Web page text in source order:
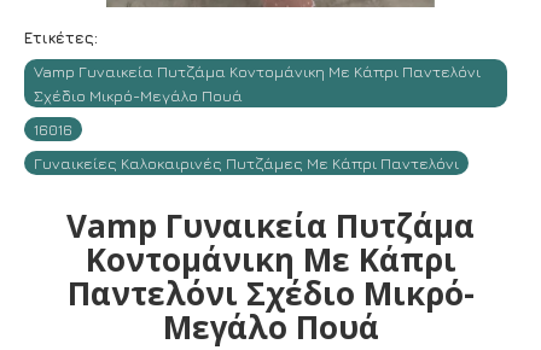
Ετικέτες:
Vamp Γυναικεία Πυτζάμα Κοντομάνικη Με Κάπρι Παντελόνι
Σχέδιο Μικρό-Μεγάλο Πουά
16016
Γυναικείες Καλοκαιρινές Πυτζάμες Με Κάπρι Παντελόνι
Vamp Γυναικεία Πυτζάμα
Κοντομάνικη Με Κάπρι
Παντελόνι Σχέδιο Μικρό-
Μεγάλο Πουά